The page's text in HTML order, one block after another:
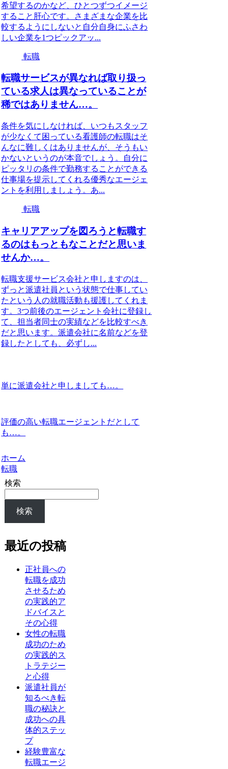
希望するのかなど、ひとつずつイメージ
すること肝心です。さまざまな企業を比
較するようにしないと自分自身にふさわ
しい企業を1つピックアッ...
転職
転職サービスが異なれば取り扱っ
ている求人は異なっていることが
稀ではありません…。
条件を気にしなければ、いつもスタッフ
が少なくて困っている看護師の転職はそ
んなに難しくはありませんが、そうもい
かないというのが本音でしょう。自分に
ピッタリの条件で勤務することができる
仕事場を提示してくれる優秀なエージェ
ントを利用しましょう。あ...
転職
キャリアアップを図ろうと転職す
るのはもっともなことだと思いま
せんか…。
転職支援サービス会社と申しますのは、
ずっと派遣社員という状態で仕事してい
たという人の就職活動も援護してくれま
す。3つ前後のエージェント会社に登録し
て、担当者同士の実績などを比較すべき
だと思います。派遣会社に名前などを登
録したとしても、必ずし...
単に派遣会社と申しましても…。
評価の高い転職エージェントだとして
も…。
ホーム
転職
検索
検索
最近の投稿
正社員への
転職を成功
させるため
の実践的ア
ドバイスと
その心得
女性の転職
成功のため
の実践的ス
トラテジー
と心得
派遣社員が
知るべき転
職の秘訣と
成功への具
体的ステッ
プ
経験豊富な
転職エージ